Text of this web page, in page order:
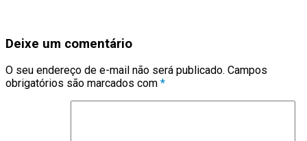
Deixe um comentário
O seu endereço de e-mail não será publicado. Campos
obrigatórios são marcados com *